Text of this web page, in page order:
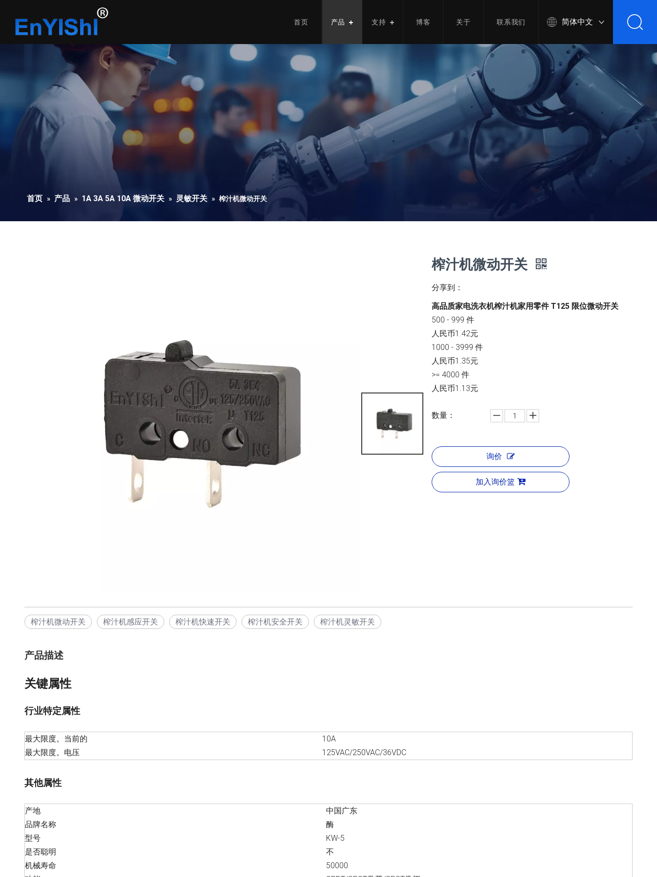
首页 产品 支持 博客 关于 联系我们 简体中文
首页 » 产品 » 1A 3A 5A 10A 微动开关 » 灵敏开关 » 榨汁机微动开关
榨汁机微动开关
分享到：
高品质家电洗衣机榨汁机家用零件 T125 限位微动开关
500 - 999 件
人民币1.42元
1000 - 3999 件
人民币1.35元
>= 4000 件
人民币1.13元
数量：
询价
加入询价篮
榨汁机微动开关 榨汁机感应开关 榨汁机快速开关 榨汁机安全开关 榨汁机灵敏开关
产品描述
关键属性
行业特定属性
最大限度。当前的
10A
最大限度。电压
125VAC/250VAC/36VDC
其他属性
产地
中国广东
品牌名称
酶
型号
KW-5
是否聪明
不
机械寿命
50000